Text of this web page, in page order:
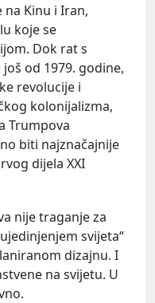
Kinu i Iran,
koje se
Dok rat s
od 1979. godine,
revolucije i
kolonijalizma,
Trumpova
biti najznačajnije
dijela XXI
nije traganje za
svijeta“
dizajnu. I
na svijetu. U